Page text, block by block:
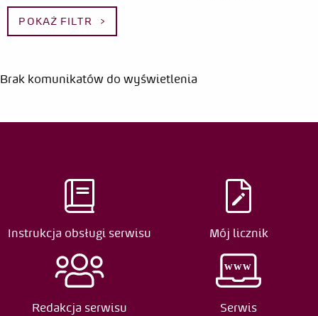
POKAŻ FILTR
Brak komunikatów do wyświetlenia
Instrukcja obsługi serwisu Mój licznik
Redakcja serwisu
Serwis